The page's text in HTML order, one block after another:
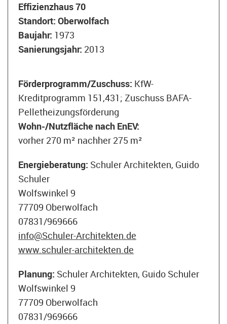
Effizienzhaus 70
Standort: Oberwolfach
Baujahr: 1973
Sanierungsjahr: 2013
Förderprogramm/Zuschuss: KfW-
Kreditprogramm 151,431; Zuschuss BAFA-
Pelletheizungsförderung
Wohn-/Nutzfläche nach EnEV:
vorher 270 m² nachher 275 m²
Energieberatung: Schuler Architekten, Guido
Schuler
Wolfswinkel 9
77709 Oberwolfach
07831/969666
info@Schuler-Architekten.de
www.schuler-architekten.de
Planung: Schuler Architekten, Guido Schuler
Wolfswinkel 9
77709 Oberwolfach
07831/969666